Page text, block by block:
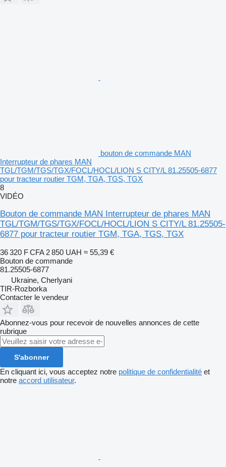
bouton de commande MAN
Interrupteur de phares MAN
TGL/TGM/TGS/TGX/FOCL/HOCL/LION S CITY/L 81.25505-6877
pour tracteur routier TGM, TGA, TGS, TGX
8
VIDÉO
Bouton de commande MAN Interrupteur de phares MAN
TGL/TGM/TGS/TGX/FOCL/HOCL/LION S CITY/L 81.25505-
6877 pour tracteur routier TGM, TGA, TGS, TGX
36 320 F CFA 2 850 UAH ≈ 55,39 €
Bouton de commande
81.25505-6877
Ukraine, Cherlyani
TIR-Rozborka
Contacter le vendeur
Abonnez-vous pour recevoir de nouvelles annonces de cette
rubrique
S'abonner
En cliquant ici, vous acceptez notre politique de confidentialité et
notre accord utilisateur.